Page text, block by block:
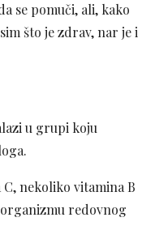
se pomuči, ali, kako
što je zdrav, nar je i
u grupi koju
nekoliko vitamina B
redovnog